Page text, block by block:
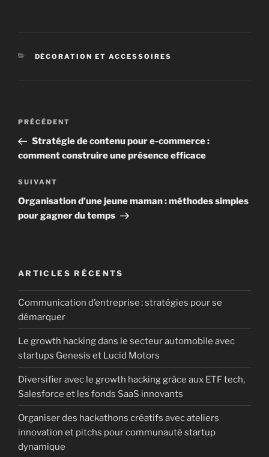
CATÉGORIES
DÉCORATION ET ACCESSOIRES
Navigation
l’article
Article
précédent
PRÉCÉDENT
Stratégie de contenu pour e-commerce :
comment construire une présence efficace
Article
suivant
SUIVANT
Organisation d’une jeune maman : méthodes simples
pour gagner du temps
ARTICLES RÉCENTS
Communication d’entreprise : stratégies pour se
démarquer
Le growth hacking dans le secteur automobile avec
startups Genesis et Lucid Motors
Diversifier avec le growth hacking grâce aux ETF tech,
Salesforce et les fonds SaaS innovants
Organiser des hackathons créatifs avec ateliers
innovation et pitchs pour communauté startup
dynamique